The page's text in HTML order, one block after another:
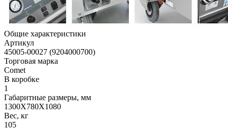
Общие характеристики
Артикул
45005-00027 (9204000700)
Торговая марка
Comet
В коробке
1
Габаритные размеры, мм
1300X780X1080
Вес, кг
105